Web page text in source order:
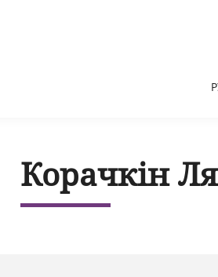
Корачкін